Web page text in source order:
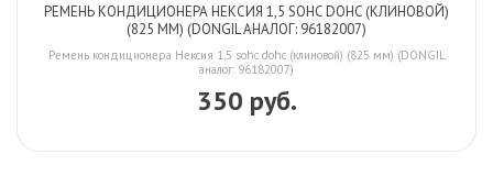
РЕМЕНЬ КОНДИЦИОНЕРА НЕКСИЯ 1,5 SOHC DOHC (КЛИНОВОЙ)
(825 ММ) (DONGIL АНАЛОГ: 96182007)
Ремень кондиционера Нексия 1,5 sohc dohc (клиновой) (825 мм) (DONGIL
аналог: 96182007)
350 руб.